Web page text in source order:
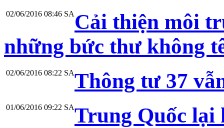
02/06/2016 08:46 SA Cải thiện môi
những bức thư không
02/06/2016 08:22 SAThông tư 37
01/06/2016 09:22 SATrung Quốc lại